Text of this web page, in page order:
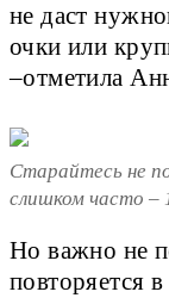
не даст
очки или
–отметила
Старайтесь не
слишком часто –
Но важно не
повторяется